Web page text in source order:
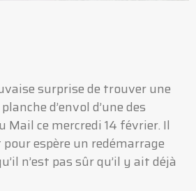
surprise de trouver une
d’envol d’une des
Mail ce mercredi 14 février. Il
espère un redémarrage
n’est pas sûr qu’il y ait déjà